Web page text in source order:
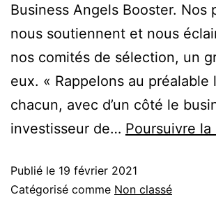
Business Angels Booster. Nos
nous soutiennent et nous
nos comités de sélection, un
eux. « Rappelons au préalable
chacun, avec d’un côté le
investisseur de… Poursuivre
Publié le 19 février 2021
Catégorisé comme Non classé